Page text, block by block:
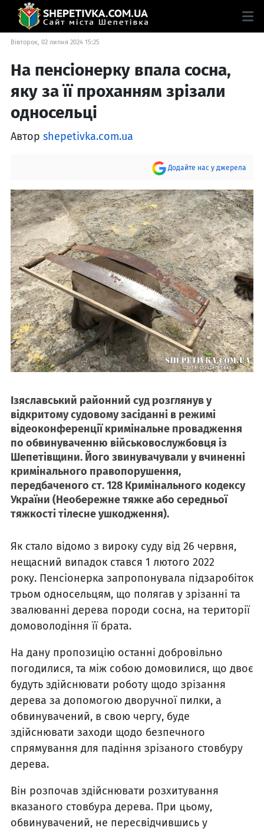
Вівторок, 02 липня 2024 15:25
На пенсіонерку впала сосна,
яку за її проханням зрізали
односельці
Автор shepetivka.com.ua
Додайте нас у джерела
Ізяславський районний суд розглянув у
відкритому судовому засіданні в режимі
відеоконференції кримінальне провадження
по обвинуваченню військовослужбовця із
Шепетівщини. Його звинувачували у вчиненні
кримінального правопорушення,
передбаченого ст. 128 Кримінального кодексу
України (Необережне тяжке або середньої
тяжкості тілесне ушкодження).
Як стало відомо з вироку суду від 26 червня,
нещасний випадок стався 1 лютого 2022
року. Пенсіонерка запропонувала підзаробіток
трьом односельцям, що полягав у зрізанні та
звалюванні дерева породи сосна, на території
домоволодіння її брата.
На дану пропозицію останні добровільно
погодилися, та між собою домовилися, що двоє
будуть здійснювати роботу щодо зрізання
дерева за допомогою дворучної пилки, а
обвинувачений, в свою чергу, буде
здійснювати заходи щодо безпечного
спрямування для падіння зрізаного стовбуру
дерева.
Він розпочав здійснювати розхитування
вказаного стовбура дерева. При цьому,
обвинувачений, не пересвідчившись у